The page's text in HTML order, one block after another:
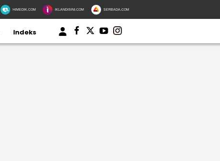
HIMEDIK.COM IKLANDISINI.COM SERBADA.COM
Indeks